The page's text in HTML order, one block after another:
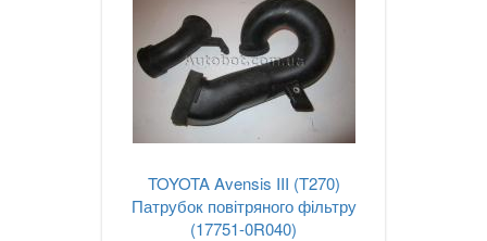
TOYOTA Avensis III (T270)
Патрубок повітряного фільтру
(17751-0R040)